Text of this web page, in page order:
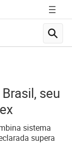
seu
sistema
supera